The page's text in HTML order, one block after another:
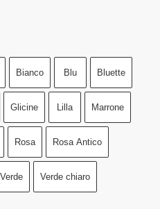
Bianco Blu Bluette
Glicine Lilla Marrone
Rosa Rosa Antico
Verde Verde chiaro